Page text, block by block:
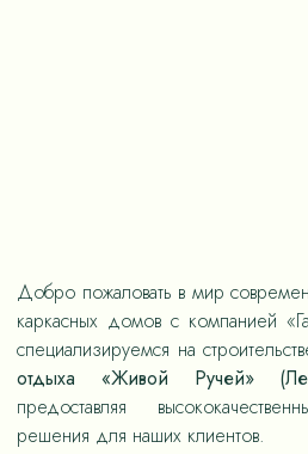
Добро пожаловать в мир
каркасных домов с компанией
специализируемся на
отдыха «Живой Ручей»
предоставляя
решения для наших клиентов.